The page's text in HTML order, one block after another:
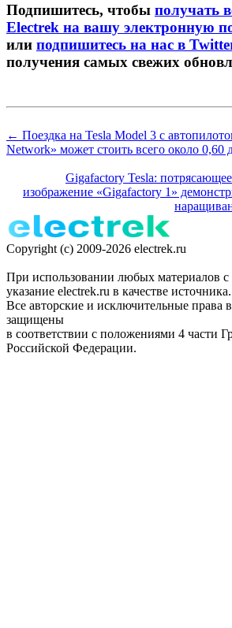
Подпишитесь, чтобы получать
Electrek на вашу электронную
или подпишитесь на нас в
получения самых свежих
← Поездка на Tesla Model 3 с
Network» может стоить всего около 0,60
Gigafactory Tesla:
изображение «Gigafactory 1»
Copyright (c) 2009-2026 electrek.ru
При использовании любых материалов с
указание electrek.ru в качестве источника.
Все авторские и исключительные права
защищены
в соответствии с положениями 4 части
Российской Федерации.